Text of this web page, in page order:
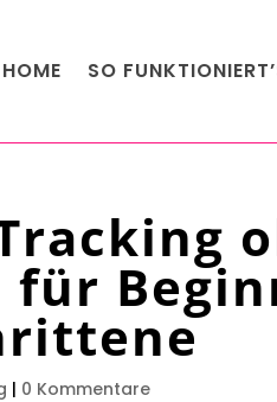
HOME SO
| 0 Kommentare